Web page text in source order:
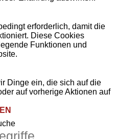
erforderlich, damit die
Diese Cookies
Funktionen und
Dinge ein, die sich auf die
auf vorherige Aktionen auf